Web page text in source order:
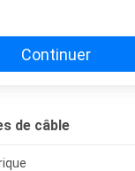
Continuer
de câble